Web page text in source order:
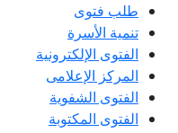
طلب فتوى
تنمية الأسرة
الفتوى الإلكترونية
المركز الإعلامى
الفتوى الشفوية
الفتوى المكتوبة